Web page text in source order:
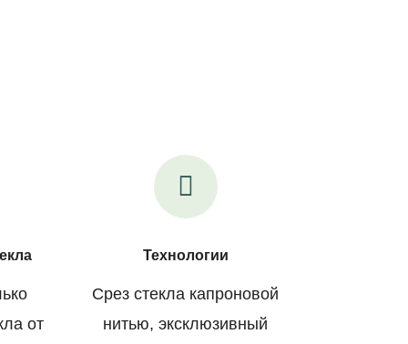
от
Технологии
Срез стекла капроновой
нитью, эксклюзивный